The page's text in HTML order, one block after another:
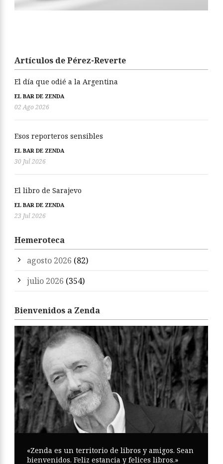
Artículos de Pérez-Reverte
El día que odié a la Argentina
EL BAR DE ZENDA
02 Ago 2026
Esos reporteros sensibles
EL BAR DE ZENDA
30 Jul 2026
El libro de Sarajevo
EL BAR DE ZENDA
23 Jul 2026
Hemeroteca
agosto 2026 (82)
julio 2026 (354)
Bienvenidos a Zenda
«Zenda es un territorio de libros y amigos. Sean
bienvenidos. Feliz estancia y felices libros.»